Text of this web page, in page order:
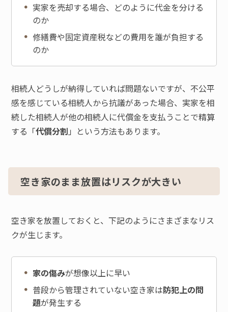
実家を売却する場合、どのように代金を分ける
のか
修繕費や固定資産税などの費用を誰が負担する
のか
相続人どうしが納得していれば問題ないですが、不公平
感を感じている相続人から抗議があった場合、実家を相
続した相続人が他の相続人に代償金を支払うことで精算
する「代償分割 」という方法もあります。
空き家のまま放置はリスクが大きい
空き家を放置しておくと、下記のようにさまざまなリス
クが生じます。
家の傷みが想像以上に早い
普段から管理されていない空き家は防犯上の問
題が発生する